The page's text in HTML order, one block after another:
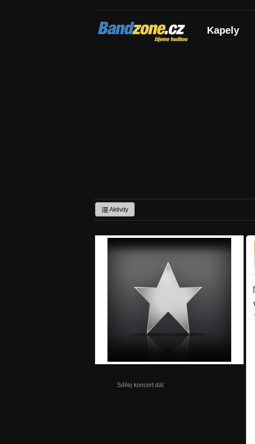
Bandzone.cz
žijeme hudbou Kapely
Aktivity
Sdílej koncert dál: